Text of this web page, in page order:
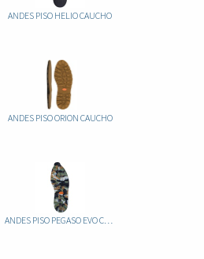
ANDES PISO HELIO CAUCHO
ANDES PISO ORION CAUCHO
ANDES PISO PEGASO EVO CAUCHO